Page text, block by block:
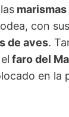
marismas
con
de aves.
faro del
en la